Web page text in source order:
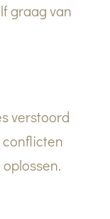
graag van
verstoord